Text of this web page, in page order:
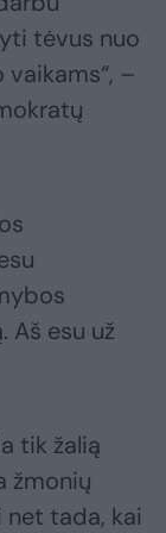
tėvus nuo
–
Aš esu už
tik žalią
žmonių
net tada, kai